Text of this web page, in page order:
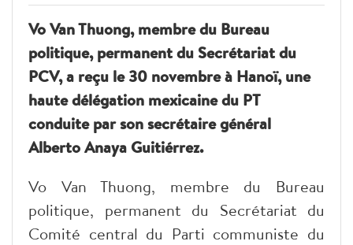
Vo Van Thuong, membre du Bureau
politique, permanent du Secrétariat du
PCV, a reçu le 30 novembre à Hanoï, une
haute délégation mexicaine du PT
conduite par son secrétaire général
Alberto Anaya Guitiérrez.
Vo Van Thuong, membre du Bureau
politique, permanent du Secrétariat du
Comité central du Parti communiste du